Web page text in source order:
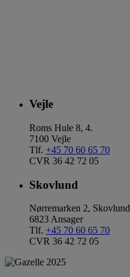
Vejle
Roms Hule 8, 4.
7100 Vejle
Tlf. +45 70 60 65 70
CVR 36 42 72 05
Skovlund
Nørremarken 2, Skovlund
6823 Ansager
Tlf. +45 70 60 65 70
CVR 36 42 72 05